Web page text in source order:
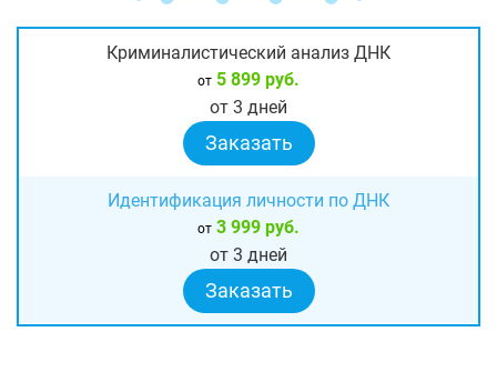
Криминалистический анализ ДНК
от 5 899 руб.
от 3 дней
Заказать
Идентификация личности по ДНК
от 3 999 руб.
от 3 дней
Заказать